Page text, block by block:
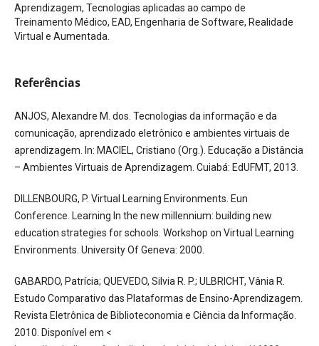
Aprendizagem, Tecnologias aplicadas ao campo de
Treinamento Médico, EAD, Engenharia de Software, Realidade
Virtual e Aumentada.
Referências
ANJOS, Alexandre M. dos. Tecnologias da informação e da
comunicação, aprendizado eletrônico e ambientes virtuais de
aprendizagem. In: MACIEL, Cristiano (Org.). Educação a Distância
– Ambientes Virtuais de Aprendizagem. Cuiabá: EdUFMT, 2013.
DILLENBOURG, P. Virtual Learning Environments. Eun
Conference. Learning In the new millennium: building new
education strategies for schools. Workshop on Virtual Learning
Environments. University Of Geneva: 2000.
GABARDO, Patrícia; QUEVEDO, Silvia R. P.; ULBRICHT, Vânia R.
Estudo Comparativo das Plataformas de Ensino-Aprendizagem.
Revista Eletrônica de Biblioteconomia e Ciência da Informação.
2010. Disponível em <